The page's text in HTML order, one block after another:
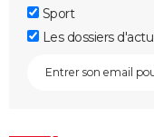
Sport
Les dossiers d'actu